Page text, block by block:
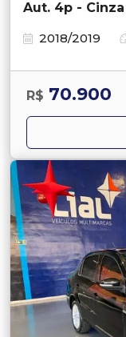
Aut. 4p - Cinza
2018/2019
R$ 70.900